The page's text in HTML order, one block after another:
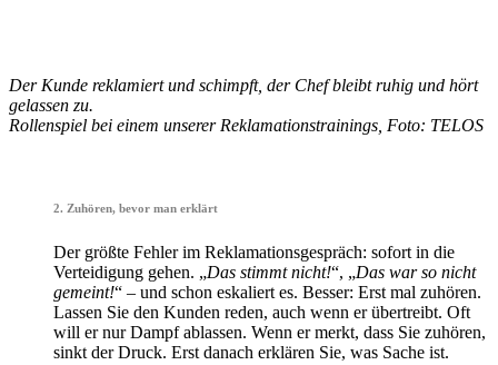
Der Kunde reklamiert und schimpft, der Chef bleibt ruhig und hört
gelassen zu.
Rollenspiel bei einem unserer Reklamationstrainings, Foto: TELOS
2. Zuhören, bevor man erklärt
Der größte Fehler im Reklamationsgespräch: sofort in die
Verteidigung gehen. „Das stimmt nicht!“, „Das war so nicht
gemeint!“ – und schon eskaliert es. Besser: Erst mal zuhören.
Lassen Sie den Kunden reden, auch wenn er übertreibt. Oft
will er nur Dampf ablassen. Wenn er merkt, dass Sie zuhören,
sinkt der Druck. Erst danach erklären Sie, was Sache ist.